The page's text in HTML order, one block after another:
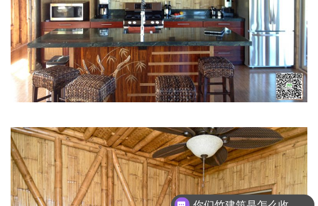
你们竹建筑是怎么收费的呢